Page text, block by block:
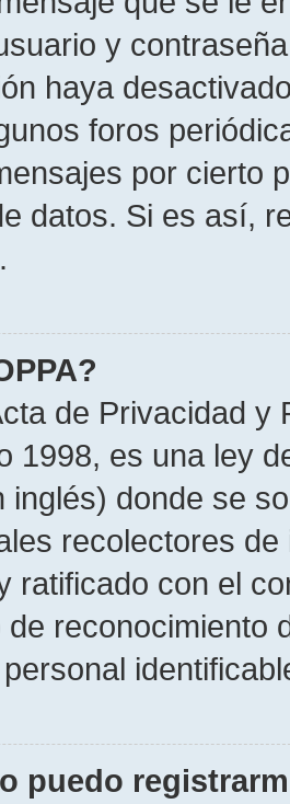
y
haya
foros
por cierto
datos. Si es así,
de Privacidad
1998, es una ley
inglés) donde se
recolectores
ratificado con el
de reconocimiento
puedo